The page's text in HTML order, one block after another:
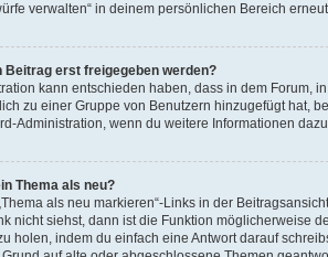
verwalten“ in deinem persönlichen Bereich
Beitrag erst freigegeben werden?
kann entschieden haben, dass in dem Forum,
zu einer Gruppe von Benutzern hinzugefügt hat,
Administration, wenn du weitere Informationen
Thema als neu?
als neu markieren“-Links in der
nicht siehst, dann ist die Funktion möglicherweise
holen, indem du einfach eine Antwort darauf